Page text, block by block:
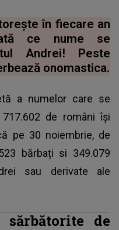
în fiecare an
ce nume se
Andrei! Peste
onomastica.
a numelor care se
de români îşi
pe 30 noiembrie, de
bărbați si 349.079
sau derivate ale
sărbătorite de